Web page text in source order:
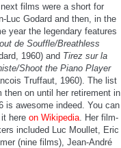
next films were a short for
Luc Godard and then, in the
year the legendary features
de Souffle/Breathless
1960) and Tirez sur la
Shoot the Piano Player
Truffaut, 1960). The list
then on until her retirement in
is awesome indeed. You can
it hereon Wikipedia . Her film-
included Luc Moullet, Eric
(nine films), Jean-André